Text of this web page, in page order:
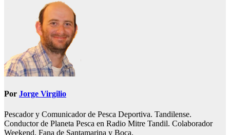
Por Jorge Virgilio
Pescador y Comunicador de Pesca Deportiva. Tandilense.
Conductor de Planeta Pesca en Radio Mitre Tandil. Colaborador
Weekend. Fana de Santamarina y Boca.